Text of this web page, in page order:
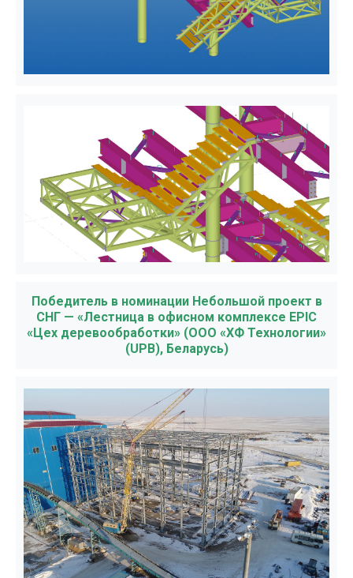
Победитель в номинации Небольшой проект в
СНГ — «Лестница в офисном комплексе EPIC
«Цех деревообработки» (ООО «ХФ Технологии»
(UPB), Беларусь)